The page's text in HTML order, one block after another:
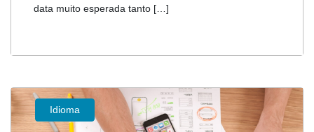
data muito esperada tanto […]
Idioma